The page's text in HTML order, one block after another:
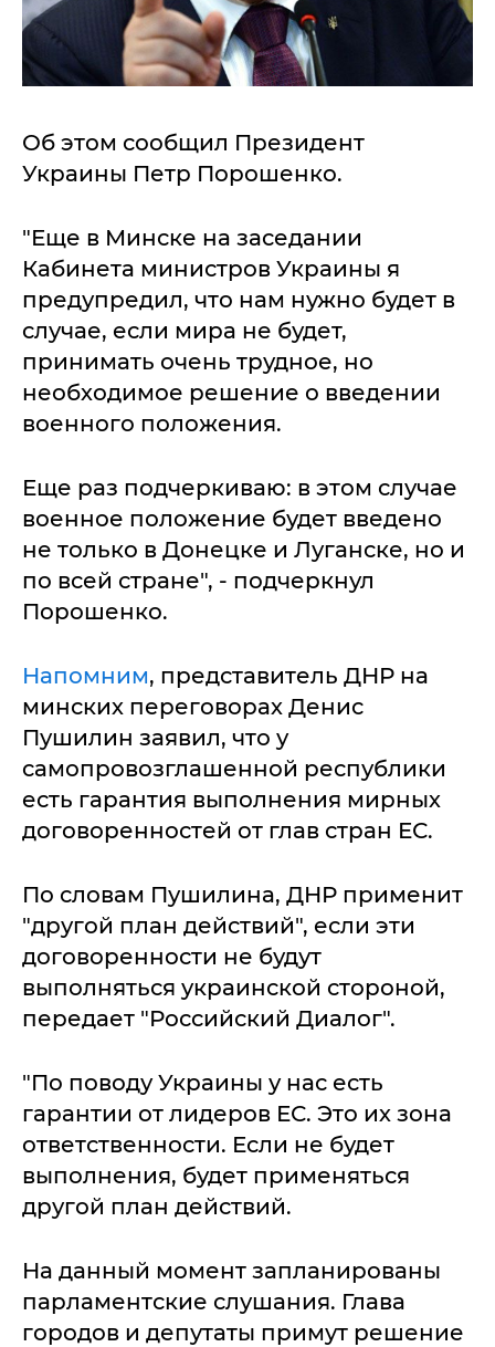
Об этом сообщил Президент
Украины Петр Порошенко.
"Еще в Минске на заседании
Кабинета министров Украины я
предупредил, что нам нужно будет в
случае, если мира не будет,
принимать очень трудное, но
необходимое решение о введении
военного положения.
Еще раз подчеркиваю: в этом случае
военное положение будет введено
не только в Донецке и Луганске, но и
по всей стране", - подчеркнул
Порошенко.
Напомним, представитель ДНР на
минских переговорах Денис
Пушилин заявил, что у
самопровозглашенной республики
есть гарантия выполнения мирных
договоренностей от глав стран ЕС.
По словам Пушилина, ДНР применит
"другой план действий", если эти
договоренности не будут
выполняться украинской стороной,
передает "Российский Диалог".
"По поводу Украины у нас есть
гарантии от лидеров ЕС. Это их зона
ответственности. Если не будет
выполнения, будет применяться
другой план действий.
На данный момент запланированы
парламентские слушания. Глава
городов и депутаты примут решение